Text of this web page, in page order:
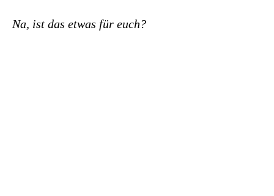
Na, ist das etwas für euch?